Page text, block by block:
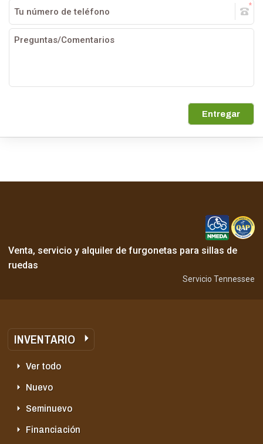
Entregar
Venta, servicio y alquiler de furgonetas para sillas de
ruedas
Servicio Tennessee
INVENTARIO
Ver todo
Nuevo
Seminuevo
Financiación